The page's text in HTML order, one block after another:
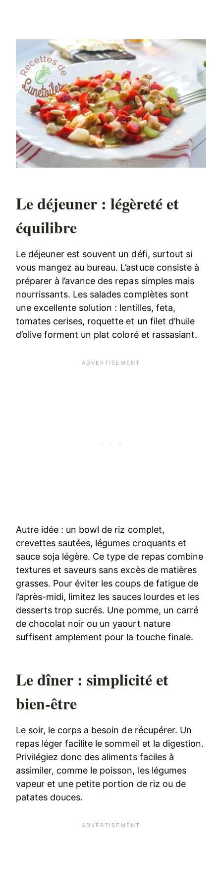
Le déjeuner : légèreté et
équilibre
Le déjeuner est souvent un défi, surtout si
vous mangez au bureau. L’astuce consiste à
préparer à l’avance des repas simples mais
nourrissants. Les salades complètes sont
une excellente solution : lentilles, feta,
tomates cerises, roquette et un filet d’huile
d’olive forment un plat coloré et rassasiant.
Autre idée : un bowl de riz complet,
crevettes sautées, légumes croquants et
sauce soja légère. Ce type de repas combine
textures et saveurs sans excès de matières
grasses. Pour éviter les coups de fatigue de
l’après-midi, limitez les sauces lourdes et les
desserts trop sucrés. Une pomme, un carré
de chocolat noir ou un yaourt nature
suffisent amplement pour la touche finale.
Le dîner : simplicité et
bien-être
Le soir, le corps a besoin de récupérer. Un
repas léger facilite le sommeil et la digestion.
Privilégiez donc des aliments faciles à
assimiler, comme le poisson, les légumes
vapeur et une petite portion de riz ou de
patates douces.